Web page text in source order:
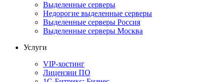
Выделенные серверы
Недорогие выделенные серверы
Выделенные серверы Россия
Выделенные серверы Москва
Услуги
VIP-хостинг
Лицензии ПО